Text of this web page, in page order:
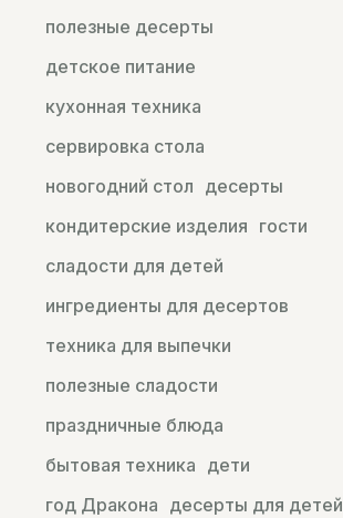
полезные десерты
детское питание
кухонная техника
сервировка стола
новогодний стол десерты
кондитерские изделия гости
сладости для детей
ингредиенты для десертов
техника для выпечки
полезные сладости
праздничные блюда
бытовая техника дети
год Дракона десерты для детей